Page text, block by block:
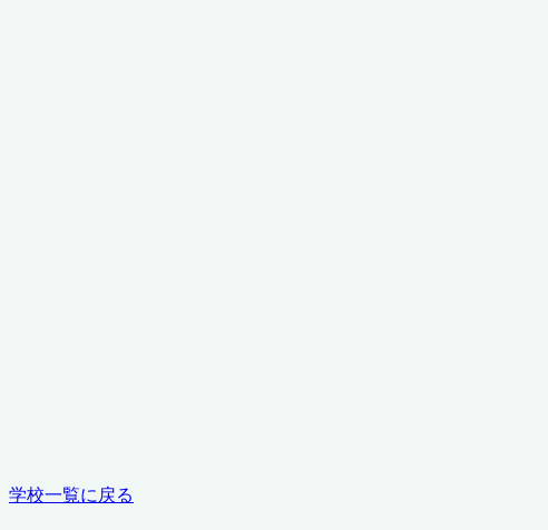
学校一覧に戻る